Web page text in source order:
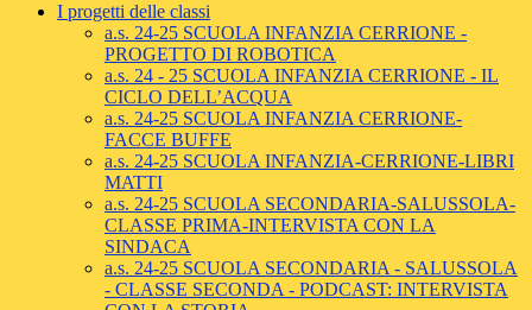
I progetti delle classi
a.s. 24-25 SCUOLA INFANZIA CERRIONE -
PROGETTO DI ROBOTICA
a.s. 24 - 25 SCUOLA INFANZIA CERRIONE - IL
CICLO DELL’ACQUA
a.s. 24-25 SCUOLA INFANZIA CERRIONE-
FACCE BUFFE
a.s. 24-25 SCUOLA INFANZIA-CERRIONE-LIBRI
MATTI
a.s. 24-25 SCUOLA SECONDARIA-SALUSSOLA-
CLASSE PRIMA-INTERVISTA CON LA
SINDACA
a.s. 24-25 SCUOLA SECONDARIA - SALUSSOLA
- CLASSE SECONDA - PODCAST: INTERVISTA